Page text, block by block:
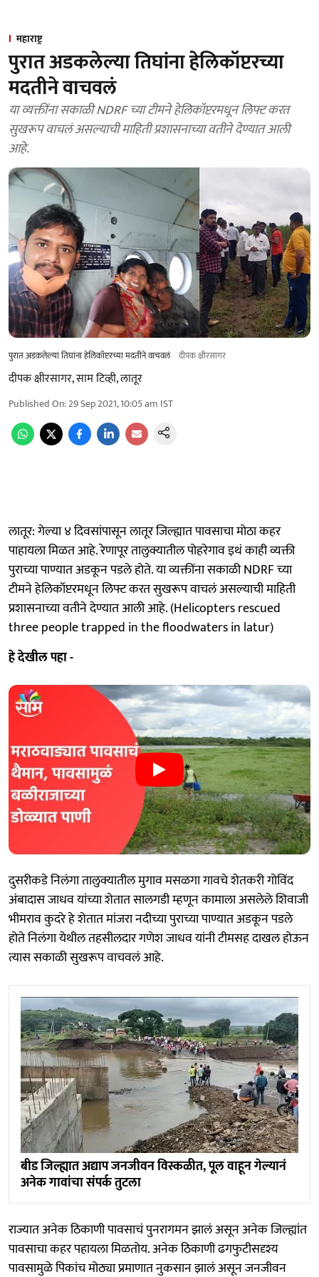
महाराष्ट्र
पुरात अडकलेल्या तिघांना हेलिकॉप्टरच्या
मदतीने वाचवलं
या व्यक्तींना सकाळी NDRF च्या टीमने हेलिकॉप्टरमधून लिफ्ट करत
सुखरूप वाचलं असल्याची माहिती प्रशासनाच्या वतीने देण्यात आली
आहे.
पुरात अडकलेल्या तिघांना हेलिकॉप्टरच्या मदतीने वाचवलं दीपक क्षीरसागर
दीपक क्षीरसागर, साम टिव्ही, लातूर
Published On:29 Sep 2021, 10:05 am IST
लातूर: गेल्या ४ दिवसांपासून लातूर जिल्ह्यात पावसाचा मोठा कहर
पाहायला मिळत आहे. रेणापूर तालुक्यातील पोहरेगाव इथं काही व्यक्ती
पुराच्या पाण्यात अडकून पडले होते. या व्यक्तींना सकाळी NDRF च्या
टीमने हेलिकॉप्टरमधून लिफ्ट करत सुखरूप वाचलं असल्याची माहिती
प्रशासनाच्या वतीने देण्यात आली आहे. (Helicopters rescued
three people trapped in the floodwaters in latur)
हे देखील पहा -
दुसरीकडे निलंगा तालुक्यातील मुगाव मसळगा गावचे शेतकरी गोविंद
अंबादास जाधव यांच्या शेतात सालगडी म्हणून कामाला असलेले शिवाजी
भीमराव कुदरे हे शेतात मांजरा नदीच्या पुराच्या पाण्यात अडकून पडले
होते निलंगा येथील तहसीलदार गणेश जाधव यांनी टीमसह दाखल होऊन
त्यास सकाळी सुखरूप वाचवलं आहे.
बीड जिल्ह्यात अद्याप जनजीवन विस्कळीत, पूल वाहून गेल्यानं
अनेक गावांचा संपर्क तुटला
राज्यात अनेक ठिकाणी पावसाचं पुनरागमन झालं असून अनेक जिल्ह्यांत
पावसाचा कहर पहायला मिळतोय. अनेक ठिकाणी ढगफुटीसदृश्य
पावसामुळे पिकांच मोठ्या प्रमाणात नुकसान झालं असून जनजीवन